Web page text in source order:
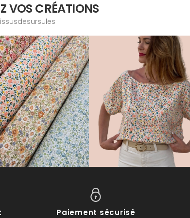
VOS CRÉATIONS
Paiement sécurisé